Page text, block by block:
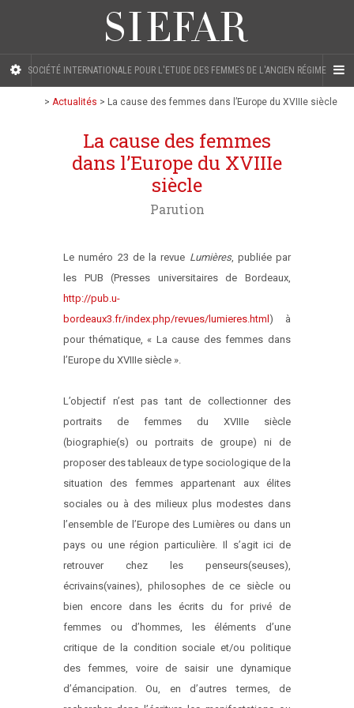
SOCIÉTÉ INTERNATIONALE POUR L'ETUDE DES FEMMES DE L'ANCIEN RÉGIME
> Actualités > La cause des femmes dans l’Europe du XVIIIe siècle
La cause des femmes
dans l’Europe du XVIIIe
siècle
Parution
Le numéro 23 de la revue Lumières, publiée par
les PUB (Presses universitaires de Bordeaux,
http://pub.u-
bordeaux3.fr/index.php/revues/lumieres.html ) à
pour thématique, « La cause des femmes dans
l’Europe du XVIIIe siècle ».
L’objectif n’est pas tant de collectionner des
portraits de femmes du XVIIIe siècle
(biographie(s) ou portraits de groupe) ni de
proposer des tableaux de type sociologique de la
situation des femmes appartenant aux élites
sociales ou à des milieux plus modestes dans
l’ensemble de l’Europe des Lumières ou dans un
pays ou une région particulière. Il s’agit ici de
retrouver chez les penseurs(seuses),
écrivains(vaines), philosophes de ce siècle ou
bien encore dans les écrits du for privé de
femmes ou d’hommes, les éléments d’une
critique de la condition sociale et/ou politique
des femmes, voire de saisir une dynamique
d’émancipation. Ou, en d’autres termes, de